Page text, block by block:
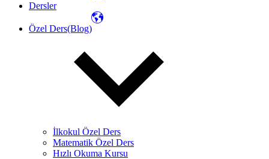
Dersler
Özel Ders(Blog)
İlkokul Özel Ders
Matematik Özel Ders
Hızlı Okuma Kursu